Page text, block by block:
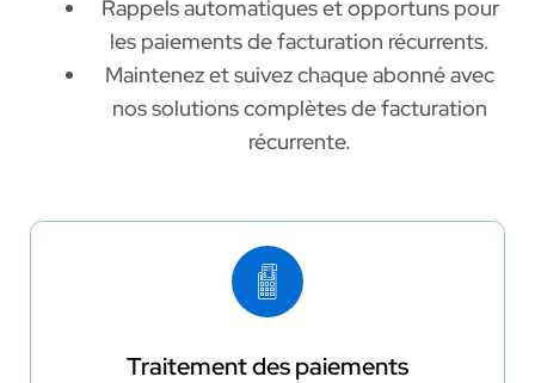
Rappels automatiques et opportuns pour
les paiements de facturation récurrents.
Maintenez et suivez chaque abonné avec
nos solutions complètes de facturation
récurrente.
Traitement des paiements